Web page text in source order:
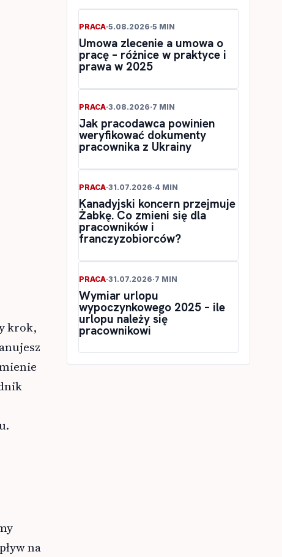
krok,
na
PRACA·5.08.2026·5 MIN
Umowa zlecenie a umowa o
pracę – różnice w praktyce i
prawa w 2025
PRACA·3.08.2026·7 MIN
Jak pracodawca powinien
weryfikować dokumenty
pracownika z Ukrainy
PRACA·31.07.2026·4 MIN
Kanadyjski koncern przejmuje
Żabkę. Co zmieni się dla
pracowników i
franczyzobiorców?
PRACA·31.07.2026·7 MIN
Wymiar urlopu
wypoczynkowego 2025 – ile
urlopu należy się
pracownikowi